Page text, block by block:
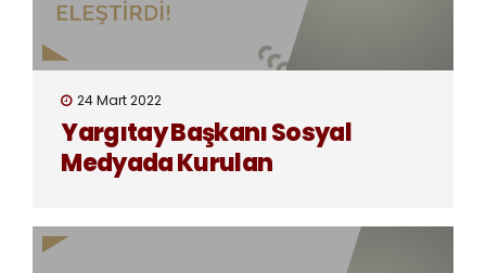
24 Mart 2022
Yargıtay Başkanı Sosyal
Medyada Kurulan